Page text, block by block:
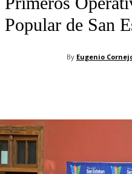
Popular de San
By Eugenio